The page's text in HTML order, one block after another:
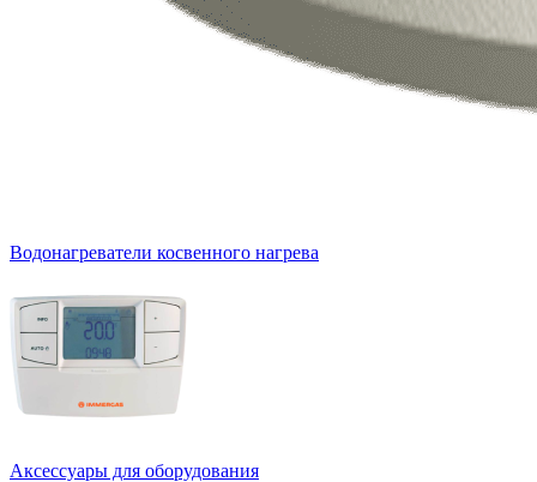
Водонагреватели косвенного нагрева
Аксессуары для оборудования